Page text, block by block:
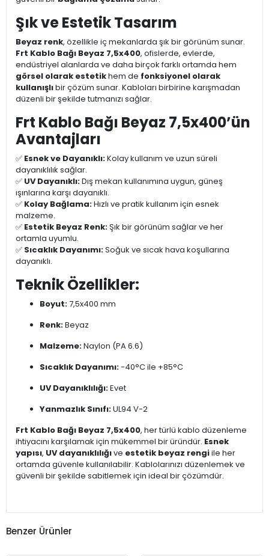
Şık ve Estetik Tasarım
Beyaz renk, özellikle iç mekanlarda şık bir görünüm sunar.
Frt Kablo Bağı Beyaz 7,5x400, ofislerde, evlerde,
endüstriyel alanlarda ve daha birçok farklı ortamda hem
görsel olarak estetikhem de fonksiyonel olarak
kullanışlıbir çözüm sunar. Kabloları birbirine karışmadan
düzenli bir şekilde tutmanızı sağlar.
Frt Kablo Bağı Beyaz 7,5x400’ün
Avantajları
✅ Esnek ve Dayanıklı:Kolay kullanım ve uzun süreli
dayanıklılık sağlar.
✅ UV Dayanıklı:Dış mekan kullanımına uygun, güneş
ışınlarına karşı dayanıklı.
✅ Kolay Bağlama:Hızlı ve pratik kullanım için esnek
malzeme.
✅ Estetik Beyaz Renk:Şık bir görünüm sağlar ve her
ortamla uyumlu.
✅ Sıcaklık Dayanımı:Soğuk ve sıcak hava koşullarına
dayanıklı.
Teknik Özellikler:
Boyut:7,5x400 mm
Renk:Beyaz
Malzeme:Naylon (PA 6.6)
Sıcaklık Dayanımı:-40°C ile +85°C
UV Dayanıklılığı:Evet
Yanmazlık Sınıfı:UL94 V-2
Frt Kablo Bağı Beyaz 7,5x400, her türlü kablo düzenleme
ihtiyacını karşılamak için mükemmel bir üründür. Esnek
yapısı, UV dayanıklılığıve estetik beyaz rengiile her
ortamda güvenle kullanılabilir. Kablolarınızı düzenlemek ve
güvenli bir şekilde sabitlemek için ideal bir çözümdür.
Benzer Ürünler